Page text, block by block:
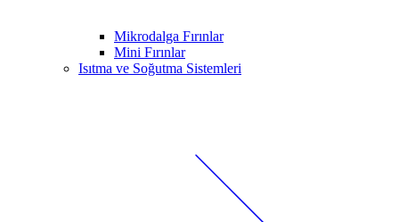
Mikrodalga Fırınlar
Mini Fırınlar
Isıtma ve Soğutma Sistemleri